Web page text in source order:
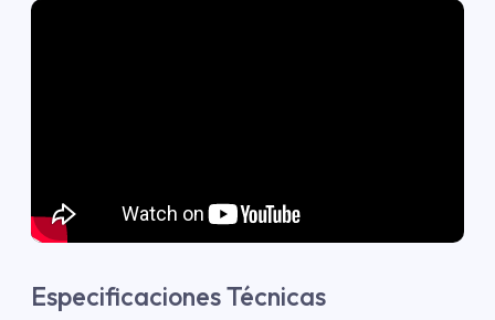
Especificaciones Técnicas